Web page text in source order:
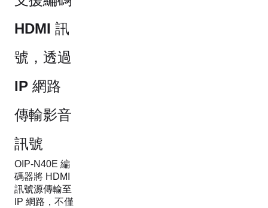
HDMI 訊
號，透過
IP 網路
傳輸影音
訊號
OIP-N40E 編
碼器將 HDMI
訊號源傳輸至
IP 網路，不僅